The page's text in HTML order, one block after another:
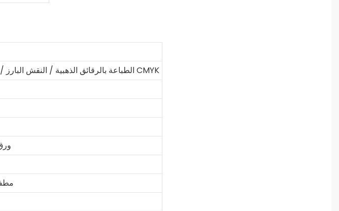
الطباعة بالرقائق الذهبية / النقش البارز / النقش الغائر / الطباعة بالشاشة الحريرية / الأشعة فوق البنفسجية / ألوان CMYK